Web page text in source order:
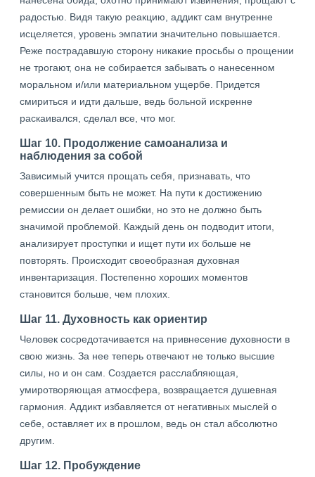
радостью. Видя такую реакцию, аддикт сам внутренне
исцеляется, уровень эмпатии значительно повышается.
Реже пострадавшую сторону никакие просьбы о прощении
не трогают, она не собирается забывать о нанесенном
моральном и/или материальном ущербе. Придется
смириться и идти дальше, ведь больной искренне
раскаивался, сделал все, что мог.
Шаг 10. Продолжение самоанализа и
наблюдения за собой
Зависимый учится прощать себя, признавать, что
совершенным быть не может. На пути к достижению
ремиссии он делает ошибки, но это не должно быть
значимой проблемой. Каждый день он подводит итоги,
анализирует проступки и ищет пути их больше не
повторять. Происходит своеобразная духовная
инвентаризация. Постепенно хороших моментов
становится больше, чем плохих.
Шаг 11. Духовность как ориентир
Человек сосредотачивается на привнесение духовности в
свою жизнь. За нее теперь отвечают не только высшие
силы, но и он сам. Создается расслабляющая,
умиротворяющая атмосфера, возвращается душевная
гармония. Аддикт избавляется от негативных мыслей о
себе, оставляет их в прошлом, ведь он стал абсолютно
другим.
Шаг 12. Пробуждение